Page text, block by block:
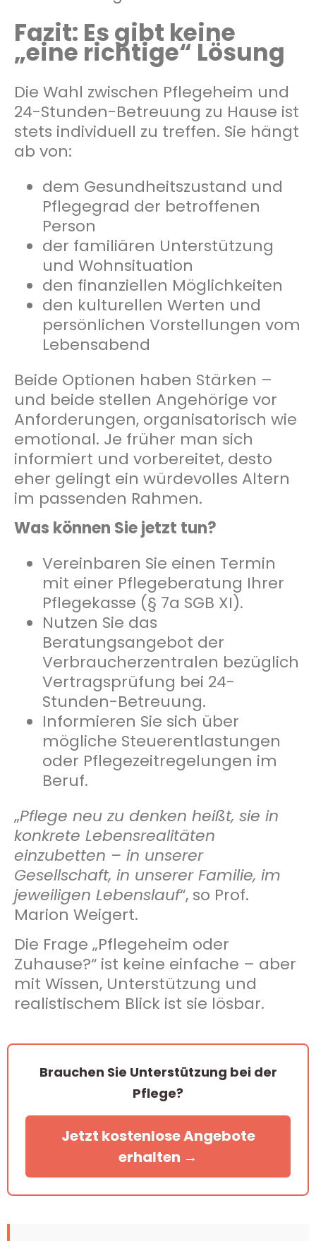
Fazit: Es gibt keine
„eine richtige“ Lösung
Die Wahl zwischen Pflegeheim und
24-Stunden-Betreuung zu Hause ist
stets individuell zu treffen. Sie hängt
ab von:
dem Gesundheitszustand und
Pflegegrad der betroffenen
Person
der familiären Unterstützung
und Wohnsituation
den finanziellen Möglichkeiten
den kulturellen Werten und
persönlichen Vorstellungen vom
Lebensabend
Beide Optionen haben Stärken –
und beide stellen Angehörige vor
Anforderungen, organisatorisch wie
emotional. Je früher man sich
informiert und vorbereitet, desto
eher gelingt ein würdevolles Altern
im passenden Rahmen.
Was können Sie jetzt tun?
Vereinbaren Sie einen Termin
mit einer Pflegeberatung Ihrer
Pflegekasse (§ 7a SGB XI).
Nutzen Sie das
Beratungsangebot der
Verbraucherzentralen bezüglich
Vertragsprüfung bei 24-
Stunden-Betreuung.
Informieren Sie sich über
mögliche Steuerentlastungen
oder Pflegezeitregelungen im
Beruf.
„Pflege neu zu denken heißt, sie in
konkrete Lebensrealitäten
einzubetten – in unserer
Gesellschaft, in unserer Familie, im
jeweiligen Lebenslauf“, so Prof.
Marion Weigert.
Die Frage „Pflegeheim oder
Zuhause?“ ist keine einfache – aber
mit Wissen, Unterstützung und
realistischem Blick ist sie lösbar.
Brauchen Sie Unterstützung bei der
Pflege?
Jetzt kostenlose Angebote
erhalten →